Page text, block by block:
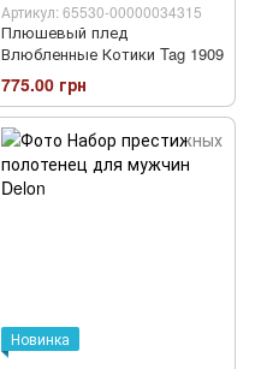
Артикул: 65530-00000034315
Плюшевый плед
Влюбленные Котики Tag 1909
775.00 грн
Новинка